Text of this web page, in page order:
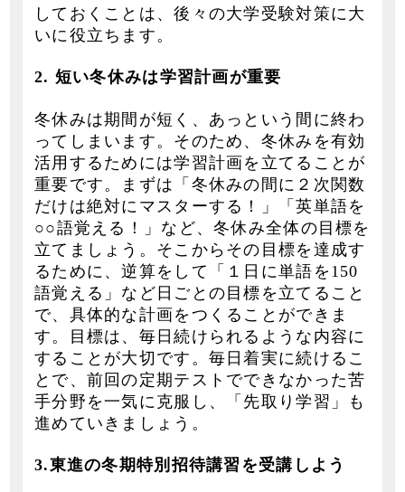
しておくことは、後々の大学受験対策に大
いに役立ちます。
2. 短い冬休みは学習計画が重要
冬休みは期間が短く、あっという間に終わ
ってしまいます。そのため、冬休みを有効
活用するためには学習計画を立てることが
重要です。まずは「冬休みの間に２次関数
だけは絶対にマスターする！」「英単語を
○○語覚える！」など、冬休み全体の目標を
立てましょう。そこからその目標を達成す
るために、逆算をして「１日に単語を150
語覚える」など日ごとの目標を立てること
で、具体的な計画をつくることができま
す。目標は、毎日続けられるような内容に
することが大切です。毎日着実に続けるこ
とで、前回の定期テストでできなかった苦
手分野を一気に克服し、「先取り学習」も
進めていきましょう。
3.東進の冬期特別招待講習を受講しよう